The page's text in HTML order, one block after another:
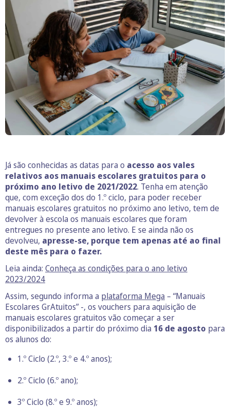
Já são conhecidas as datas para o acesso aos vales
relativos aos manuais escolares gratuitos para o
próximo ano letivo de 2021/2022. Tenha em atenção
que, com exceção dos do 1.º ciclo, para poder receber
manuais escolares gratuitos no próximo ano letivo, tem de
devolver à escola os manuais escolares que foram
entregues no presente ano letivo. E se ainda não os
devolveu, apresse-se, porque tem apenas até ao final
deste mês para o fazer.
Leia ainda: Conheça as condições para o ano letivo
2023/2024
Assim, segundo informa a plataforma Mega – “Manuais
Escolares GrAtuitos” -, os vouchers para aquisição de
manuais escolares gratuitos vão começar a ser
disponibilizados a partir do próximo dia 16 de agosto para
os alunos do:
1.º Ciclo (2.º, 3.º e 4.º anos);
2.º Ciclo (6.º ano);
3º Ciclo (8.º e 9.º anos);